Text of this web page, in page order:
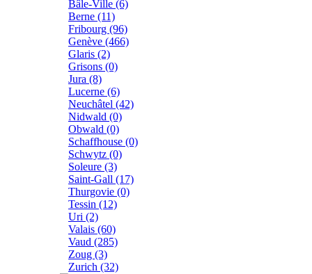
Bâle-Ville (6)
Berne (11)
Fribourg (96)
Genève (466)
Glaris (2)
Grisons (0)
Jura (8)
Lucerne (6)
Neuchâtel (42)
Nidwald (0)
Obwald (0)
Schaffhouse (0)
Schwytz (0)
Soleure (3)
Saint-Gall (17)
Thurgovie (0)
Tessin (12)
Uri (2)
Valais (60)
Vaud (285)
Zoug (3)
Zurich (32)